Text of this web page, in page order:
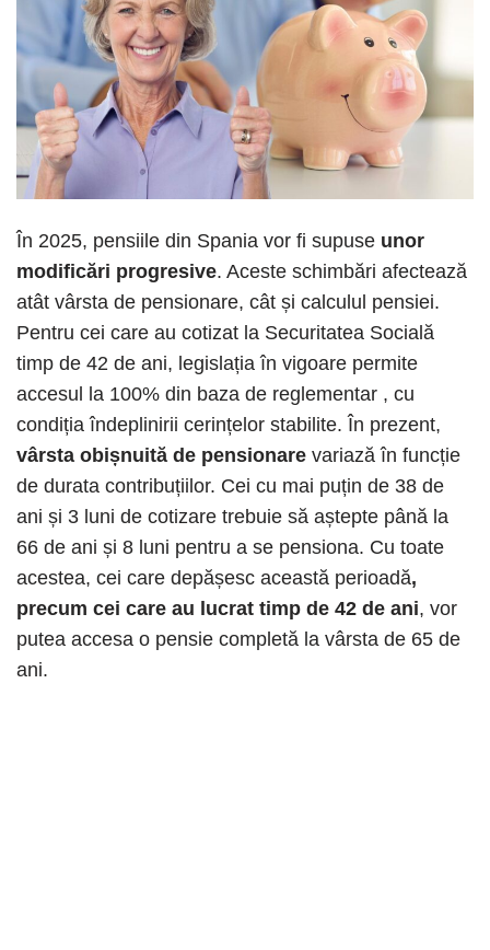
În 2025, pensiile din Spania vor fi supuse unor
modificări progresive. Aceste schimbări afectează
atât vârsta de pensionare, cât și calculul pensiei.
Pentru cei care au cotizat la Securitatea Socială
timp de 42 de ani, legislația în vigoare permite
accesul la 100% din baza de reglementar , cu
condiția îndeplinirii cerințelor stabilite. În prezent,
vârsta obișnuită de pensionare variază în funcție
de durata contribuțiilor. Cei cu mai puțin de 38 de
ani și 3 luni de cotizare trebuie să aștepte până la
66 de ani și 8 luni pentru a se pensiona. Cu toate
acestea, cei care depășesc această perioadă,
precum cei care au lucrat timp de 42 de ani, vor
putea accesa o pensie completă la vârsta de 65 de
ani.